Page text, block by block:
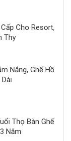
Cho Resort,
Thy
Nắng, Ghế Hồ
Thọ Bàn Ghế
Năm